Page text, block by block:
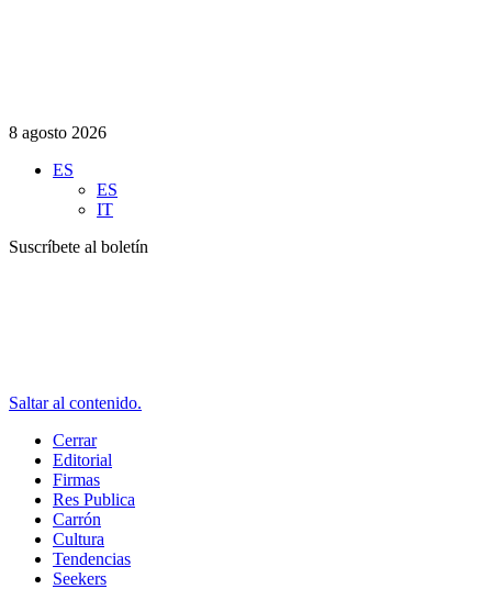
8 agosto 2026
ES
ES
IT
Suscríbete al boletín
Saltar al contenido.
Cerrar
Editorial
Firmas
Res Publica
Carrón
Cultura
Tendencias
Seekers